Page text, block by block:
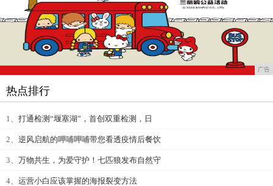
广告
热点排行
1、 打通检测“堰塞湖”，首创双重检测，日
2、 逆风启航的呷哺呷哺带您看透疫情后餐饮
3、 万物共生，为爱守护！七匹狼发布自然守
4、 运营小白应该掌握的海报裂变方法